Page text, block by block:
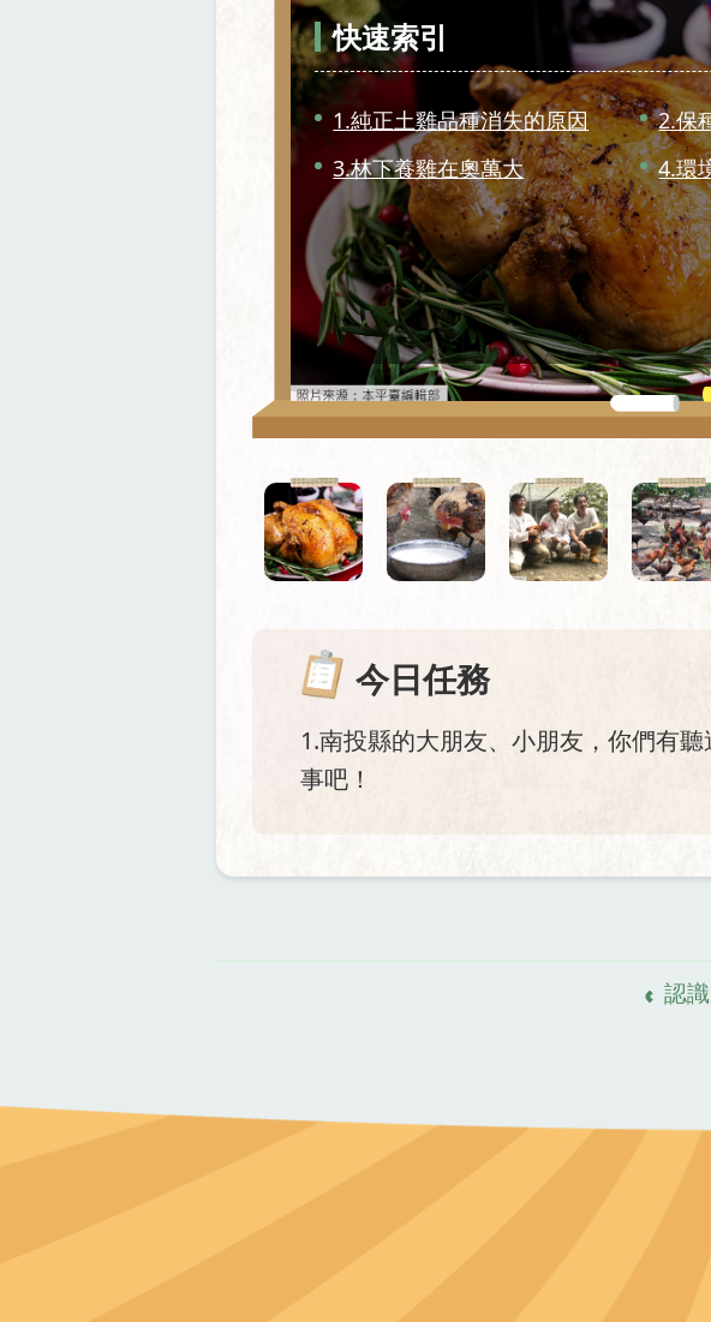
快速索引
1.純正土雞品種消失的原因
2.保
3.林下養雞在奧萬大
4.環
今日任務
1.南投縣的大朋友、小朋友，你們有
事吧！
認